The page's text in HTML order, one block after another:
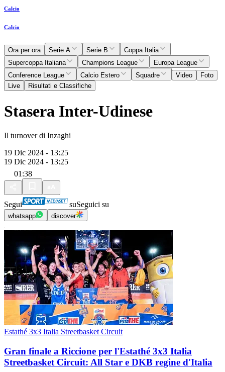
Calcio
Calcio
Ora per ora Serie A Serie B
Coppa Italia
Supercoppa Italiana
Champions League
Europa League
Conference League
Calcio Estero Squadre Video
Foto
Live
Risultati e Classifiche
Stasera Inter-Udinese
Il turnover di Inzaghi
19 Dic 2024 - 13:25
19 Dic 2024 - 13:25
01:38
Segui suSeguici su
whatsapp discover
Estathé 3x3 Italia Streetbasket Circuit
Gran finale a Riccione per l'Estathé 3x3 Italia
Streetbasket Circuit: All Star e DKB regine d'Italia